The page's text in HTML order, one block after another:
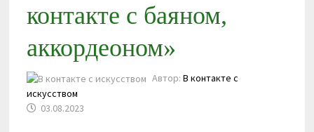
контакте с баяном,
аккордеоном»
Автор:В контакте с
искусством
03.08.2023